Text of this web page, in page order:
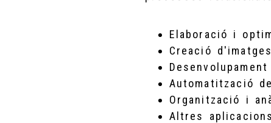
Elaboració i
Creació
Automatització
Organització i
Altres